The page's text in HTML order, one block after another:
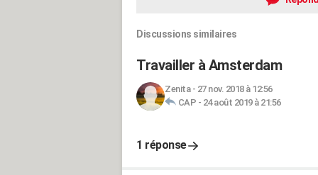
Discussions similaires
Travailler à Amsterdam
Zenita- 27 nov. 2018 à 12:56
CAP - 24 août 2019 à 21:56
1 réponse